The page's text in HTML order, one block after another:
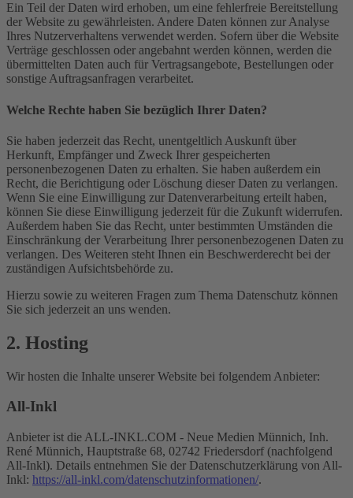
Ein Teil der Daten wird erhoben, um eine fehlerfreie Bereitstellung
der Website zu gewährleisten. Andere Daten können zur Analyse
Ihres Nutzerverhaltens verwendet werden. Sofern über die Website
Verträge geschlossen oder angebahnt werden können, werden die
übermittelten Daten auch für Vertragsangebote, Bestellungen oder
sonstige Auftragsanfragen verarbeitet.
Welche Rechte haben Sie bezüglich Ihrer Daten?
Sie haben jederzeit das Recht, unentgeltlich Auskunft über
Herkunft, Empfänger und Zweck Ihrer gespeicherten
personenbezogenen Daten zu erhalten. Sie haben außerdem ein
Recht, die Berichtigung oder Löschung dieser Daten zu verlangen.
Wenn Sie eine Einwilligung zur Datenverarbeitung erteilt haben,
können Sie diese Einwilligung jederzeit für die Zukunft widerrufen.
Außerdem haben Sie das Recht, unter bestimmten Umständen die
Einschränkung der Verarbeitung Ihrer personenbezogenen Daten zu
verlangen. Des Weiteren steht Ihnen ein Beschwerderecht bei der
zuständigen Aufsichtsbehörde zu.
Hierzu sowie zu weiteren Fragen zum Thema Datenschutz können
Sie sich jederzeit an uns wenden.
2. Hosting
Wir hosten die Inhalte unserer Website bei folgendem Anbieter:
All-Inkl
Anbieter ist die ALL-INKL.COM - Neue Medien Münnich, Inh.
René Münnich, Hauptstraße 68, 02742 Friedersdorf (nachfolgend
All-Inkl). Details entnehmen Sie der Datenschutzerklärung von All-
Inkl: https://all-inkl.com/datenschutzinformationen/.